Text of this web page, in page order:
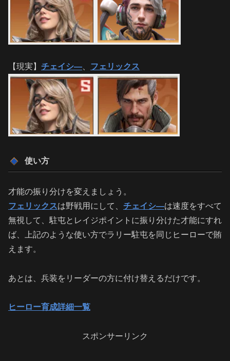
【現実】 チェイシ― フェリックス
使い方
才能の振り分けを変えましょう。
フェリックスは野戦用にして、 チェイシ―は速度をすべて
無視して、駐屯とレイジポイントに振り分けた才能にすれ
ば、上記のような使い方でラリー駐屯を同じヒーローで賄
えます。
あとは、兵装をリーダーの方に付け替えるだけです。
ヒーロー育成詳細一覧
スポンサーリンク